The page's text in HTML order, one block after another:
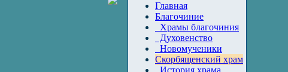
Главная
Благочиние
Храмы благочиния
Духовенство
Новомученики
Скорбященский храм
История храма